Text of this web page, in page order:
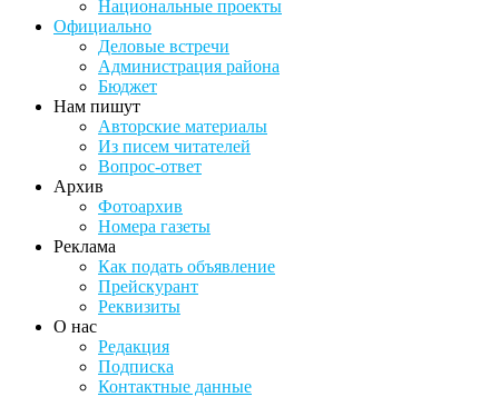
Национальные проекты
Официально
Деловые встречи
Администрация района
Бюджет
Нам пишут
Авторские материалы
Из писем читателей
Вопрос-ответ
Архив
Фотоархив
Номера газеты
Реклама
Как подать объявление
Прейскурант
Реквизиты
О нас
Редакция
Подписка
Контактные данные